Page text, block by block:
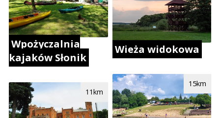
Wpożyczalnia
kajaków Słonik
11km
Wieża widokowa
15km